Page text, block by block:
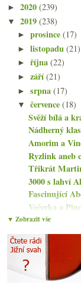
► 2020 (239)
▼ 2019 (238)
►prosince(17)
►listopadu(21)
►října(22)
►září(21)
►srpna(17)
▼července(18)
Svěží bílá a
Nádherný
Amorim a
Ryzlink aneb
Třikrát
3000 s lahví
Fascinující
Večerka a
Třikrát
Statistiky
Družstevní
P.A.N a
Stávek
Velmi
▼ Zobrazit vše